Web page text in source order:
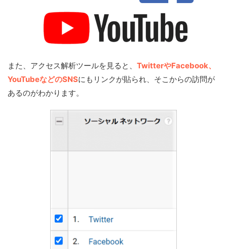
また、アクセス解析ツールを見ると、 TwitterやFacebook、
YouTubeなどのSNSにもリンクが貼られ、そこからの訪問が
あるのがわかります。